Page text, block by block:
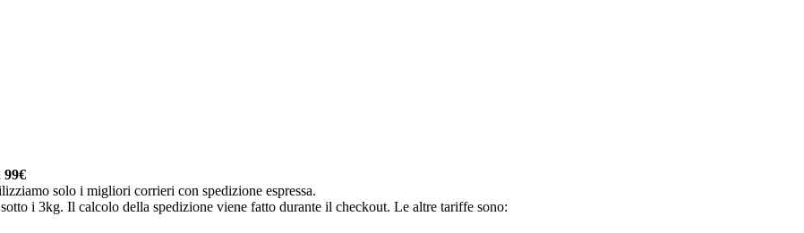
99€
solo i migliori corrieri con spedizione espressa.
i 3kg. Il calcolo della spedizione viene fatto durante il checkout. Le altre tariffe sono: